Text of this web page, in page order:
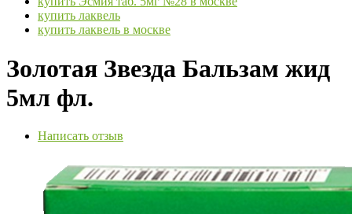
купить лаквель
купить лаквель в москве
Золотая Звезда Бальзам жид
5мл фл.
Написать отзыв